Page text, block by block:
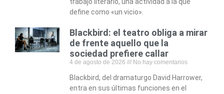
trabajo literario, una actividad a la que
define como «un vicio».
Blackbird: el teatro obliga a mirar
de frente aquello que la
sociedad prefiere callar
4 de agosto de 2026 No hay comentarios
Blackbird, del dramaturgo David Harrower,
entra en sus últimas funciones en el